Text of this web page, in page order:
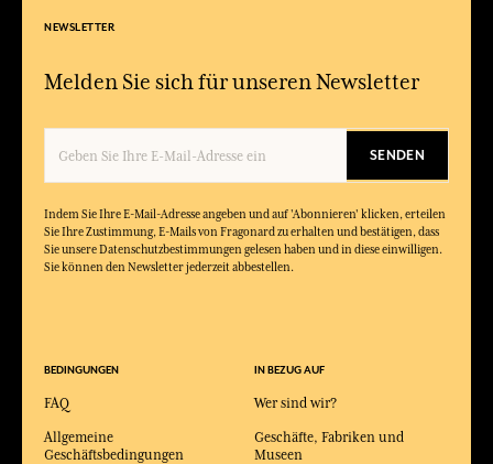
NEWSLETTER
Melden Sie sich für unseren Newsletter
SENDEN
Indem Sie Ihre E-Mail-Adresse angeben und auf 'Abonnieren' klicken, erteilen
Sie Ihre Zustimmung, E-Mails von Fragonard zu erhalten und bestätigen, dass
Sie unsere Datenschutzbestimmungen gelesen haben und in diese einwilligen.
Sie können den Newsletter jederzeit abbestellen.
BEDINGUNGEN
FAQ
Allgemeine
Geschäftsbedingungen
IN BEZUG AUF
Wer sind wir?
Geschäfte, Fabriken und
Museen